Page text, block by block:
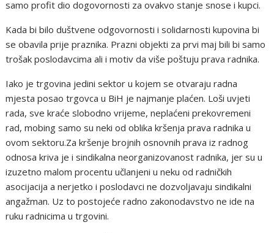
samo profit dio dogovornosti za ovakvo stanje snose i kupci.
Kada bi bilo duštvene odgovornosti i solidarnosti kupovina bi
se obavila prije praznika. Prazni objekti za prvi maj bili bi samo
trošak poslodavcima ali i motiv da više poštuju prava radnika.
Iako je trgovina jedini sektor u kojem se otvaraju radna
mjesta posao trgovca u BiH je najmanje plaćen. Loši uvjeti
rada, sve kraće slobodno vrijeme, neplaćeni prekovremeni
rad, mobing samo su neki od oblika kršenja prava radnika u
ovom sektoru.Za kršenje brojnih osnovnih prava iz radnog
odnosa kriva je i sindikalna neorganizovanost radnika, jer su u
izuzetno malom procentu učlanjeni u neku od radničkih
asocijacija a nerjetko i poslodavci ne dozvoljavaju sindikalni
angažman. Uz to postojeće radno zakonodavstvo ne ide na
ruku radnicima u trgovini.